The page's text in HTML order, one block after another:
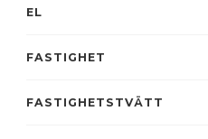
EL
FASTIGHET
FASTIGHETSTVÄTT